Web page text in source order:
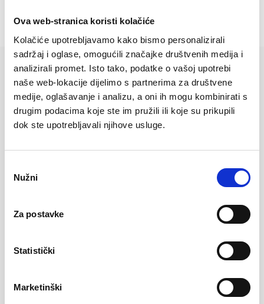
Ova web-stranica koristi kolačiće
Kolačiće upotrebljavamo kako bismo personalizirali
sadržaj i oglase, omogućili značajke društvenih medija i
analizirali promet. Isto tako, podatke o vašoj upotrebi
naše web-lokacije dijelimo s partnerima za društvene
medije, oglašavanje i analizu, a oni ih mogu kombinirati s
drugim podacima koje ste im pružili ili koje su prikupili
dok ste upotrebljavali njihove usluge.
pristanka
Nužni
Za postavke
Statistički
Marketinški
Više vijesti
2026-06-29
pružaju podršku kada je najpotrebnija i
svakodnevne situacije pretvaraju u uspomene
Najljepše ljetne uspomene ne moraju biti i